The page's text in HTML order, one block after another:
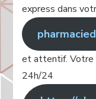
express dans
et attentif. Votre
24h/24